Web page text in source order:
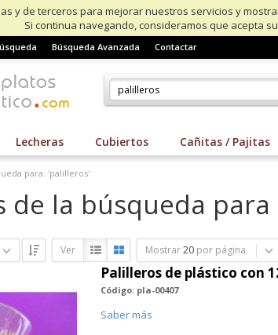
y de terceros para mejorar nuestros servicios y
Si continua navegando, consideramos que acepta
Búsqueda Avanzada Contactar
Lecheras Cubiertos Cañitas / Pajitas
para: 'palilleros'
de la búsqueda
Ver Mostrar20 por página
Palilleros de plástico con
Código: pla-00407
Saber más